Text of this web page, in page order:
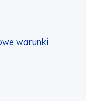
realizacji projektu
warunki